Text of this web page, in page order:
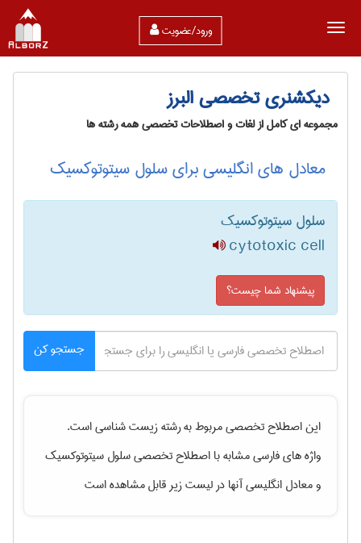
ورود/عضویت
دیکشنری تخصصی البرز
مجموعه ای کامل از لغات و اصطلاحات تخصصی همه رشته ها
معادل های انگلیسی برای سلول سیتوتوکسیک
سلول سیتوتوکسیک
cytotoxic cell
پیشنهاد شما چیست؟
جستجو کن
این اصطلاح تخصصی مربوط به رشتهزيست شناسیاست.
واژه های فارسی مشابه با اصطلاح تخصصیسلول سیتوتوکسیک
و معادل انگلیسی آنها در لیست زیر قابل مشاهده است